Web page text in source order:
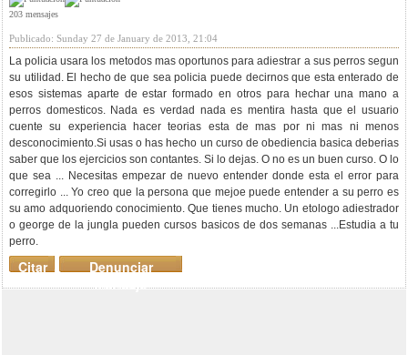
203 mensajes
Publicado: Sunday 27 de January de 2013, 21:04
La policia usara los metodos mas oportunos para adiestrar a sus perros segun
su utilidad. El hecho de que sea policia puede decirnos que esta enterado de
esos sistemas aparte de estar formado en otros para hechar una mano a
perros domesticos. Nada es verdad nada es mentira hasta que el usuario
cuente su experiencia hacer teorias esta de mas por ni mas ni menos
desconocimiento.Si usas o has hecho un curso de obediencia basica deberias
saber que los ejercicios son contantes. Si lo dejas. O no es un buen curso. O lo
que sea ... Necesitas empezar de nuevo entender donde esta el error para
corregirlo ... Yo creo que la persona que mejoe puede entender a su perro es
su amo adquoriendo conocimiento. Que tienes mucho. Un etologo adiestrador
o george de la jungla pueden cursos basicos de dos semanas ...Estudia a tu
perro.
Denunciar
mensaje
Citar